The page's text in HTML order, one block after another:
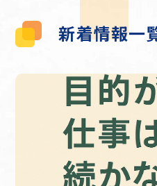
新着情報一